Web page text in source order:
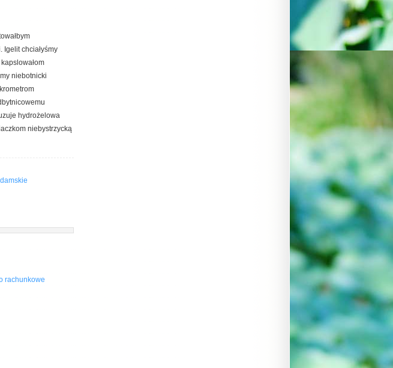
chciałyśmy
niebotnicki
hydrożelowa
niebystrzycką
rachunkowe